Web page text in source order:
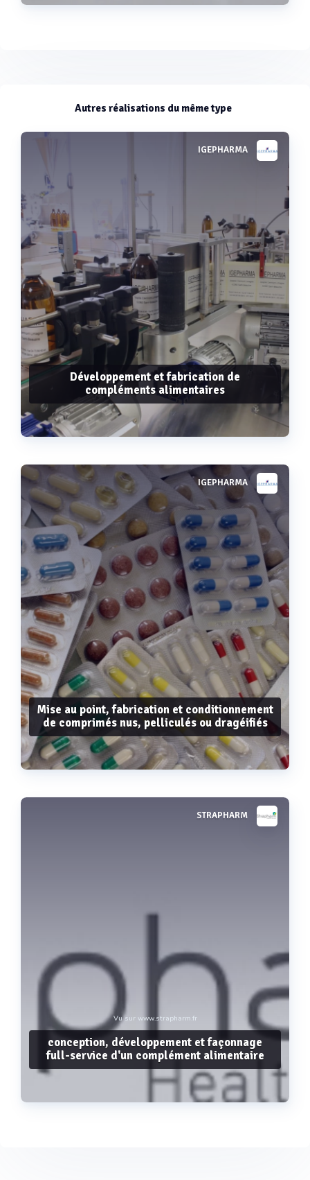
Autres réalisations du même type
IGEPHARMA
Développement et fabrication de
compléments alimentaires
Voir plus IGEPHARMA
Mise au point, fabrication et conditionnement
de comprimés nus, pelliculés ou dragéifiés
STRAPHARM
Vu sur www.strapharm.fr
conception, développement et façonnage
full-service d'un complément alimentaire